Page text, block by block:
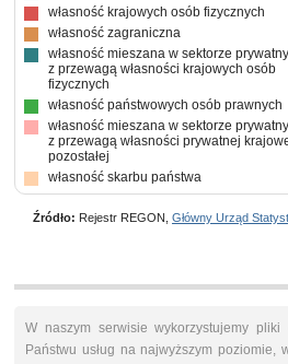
własność krajowych osób fizycznych
własność zagraniczna
własność mieszana w sektorze
z przewagą własności krajowych osób
fizycznych
własność państwowych osób prawnych
własność mieszana w sektorze
z przewagą własności prywatnej
pozostałej
własność skarbu państwa
Źródło: Rejestr REGON, Główny Urząd
W naszym serwisie wykorzystujemy
Państwu usług na najwyższym poziomie,